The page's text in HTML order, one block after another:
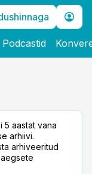
Podcastid
5 aastat vana
arhiivi.
arhiveeritud